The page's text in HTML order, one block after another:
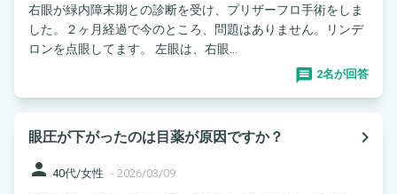
右眼が緑内障末期との診断を受け、プリザーフロ手術をしま
した。２ヶ月経過で今のところ、問題はありません。リンデ
ロンを点眼してます。 左眼は、右眼...
2名が回答
眼圧が下がったのは目薬が原因ですか？
navigate_next
person 40代/女性 - 2026/03/09